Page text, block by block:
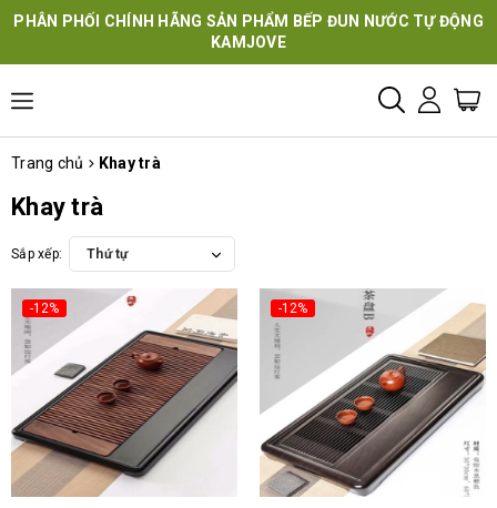
PHỐI CHÍNH HÃNG SẢN PHẨM BẾP ĐUN NƯỚC TỰ ĐỘNG
KAMJOVE
Trang chủ Khay trà
Khay trà
Sắp xếp: Thứ tự
-12% -12%